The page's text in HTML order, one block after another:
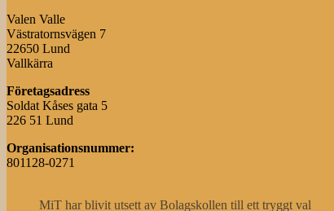
Valen Valle
Västratornsvägen 7
22650 Lund
Vallkärra
Företagsadress
Soldat Kåses gata 5
226 51 Lund
Organisationsnummer:
801128-0271
MiT har blivit utsett av Bolagskollen till ett tryggt val